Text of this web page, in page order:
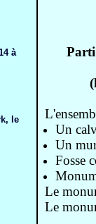
à
le
Un
Un
Fosse
Le
Le